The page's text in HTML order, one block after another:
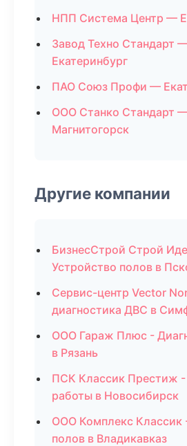
НПП Система Центр —
Завод Техно Стандарт
Екатеринбург
ПАО Союз Профи —
ООО Станко Стандарт
Магнитогорск
Другие компании
БизнесСтрой Строй
Устройство полов в
Сервис-центр Vector
диагностика ДВС в
ООО Гараж Плюс -
в Рязань
ПСК Классик Престиж
работы в Новосибирск
ООО Комплекс Классик
полов в Владикавказ